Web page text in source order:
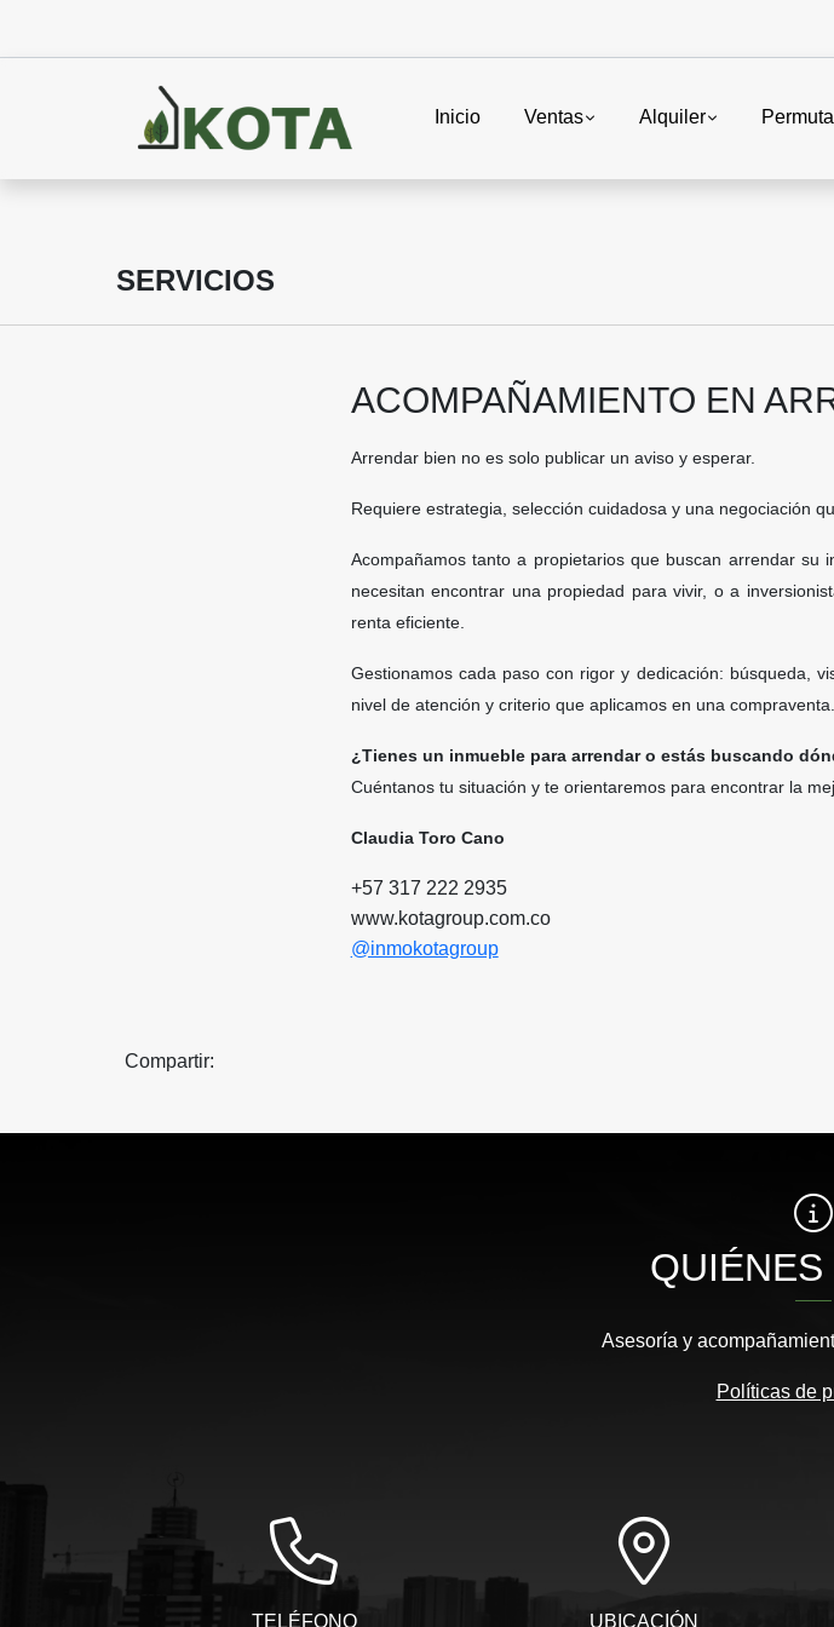
Inicio Ventas Alquiler
SERVICIOS
ACOMPAÑAMIENTO EN
Arrendar bien no es solo publicar un aviso y esperar.
Requiere estrategia, selección cuidadosa y una negociación
Acompañamos tanto a propietarios que buscan arrendar
necesitan encontrar una propiedad para vivir, o a
renta eficiente.
Gestionamos cada paso con rigor y dedicación: búsqueda,
nivel de atención y criterio que aplicamos en una compraventa.
¿Tienes un inmueble para arrendar o estás buscando
Cuéntanos tu situación y te orientaremos para encontrar la
Claudia Toro Cano
+57 317 222 2935
www.kotagroup.com.co
@inmokotagroup
Compartir:
Asesoría y
Políticas de
TELÉFONO UBICACIÓN